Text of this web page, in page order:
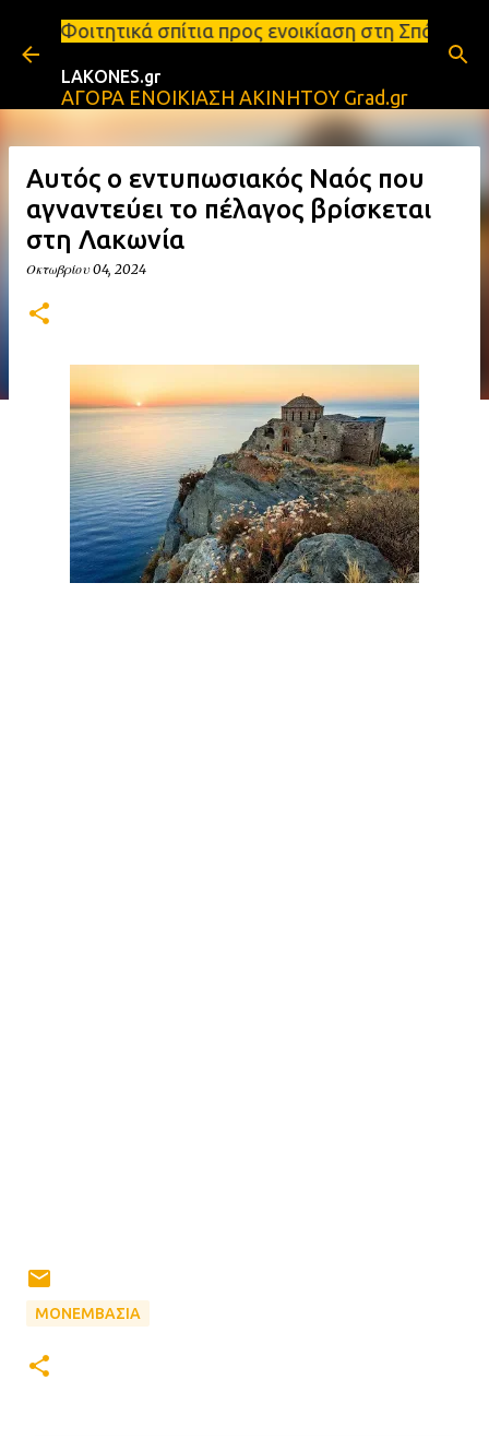
Μετάβαση στο κύριο περιεχόμενο
προς ενοικίαση στη Σπάρτη Ενοικιάσεις
LAKONES.gr
ΑΓΟΡΑ ΕΝΟΙΚΙΑΣΗ ΑΚΙΝΗΤΟΥ Grad.gr
Αυτός ο εντυπωσιακός Ναός που
αγναντεύει το πέλαγος βρίσκεται
στη Λακωνία
Οκτωβρίου 04, 2024
ΜΟΝΕΜΒΑΣΙΑ